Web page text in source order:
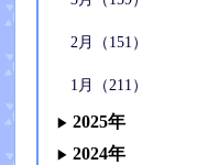
2月（151）
1月（211）
2025年
2024年